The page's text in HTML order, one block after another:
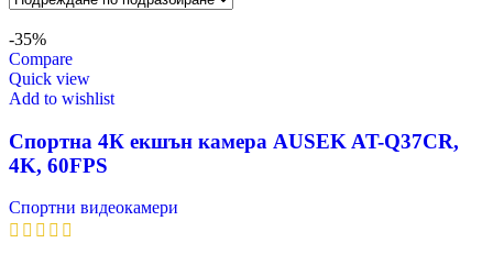
-35%
Compare
Quick view
Add to wishlist
Спортна 4К екшън камера AUSEK AT-Q37CR,
4K, 60FPS
Спортни видеокамери